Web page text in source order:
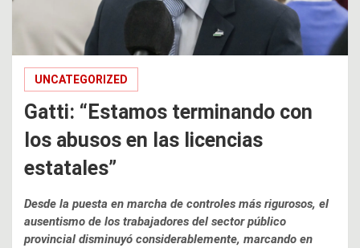
UNCATEGORIZED
Gatti: “Estamos terminando con
los abusos en las licencias
estatales”
Desde la puesta en marcha de controles más rigurosos, el
ausentismo de los trabajadores del sector público
provincial disminuyó considerablemente, marcando en